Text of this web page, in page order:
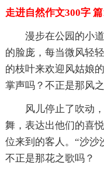
走进自然作文300字 篇
漫步在公园的小
的脸庞，每当微风轻
的枝叶来欢迎风姑娘
掌声吗？不正是那风
风儿停止了吹动
舞，表达出他们的喜
位来到的客人。“沙沙
不正是那花之歌吗？